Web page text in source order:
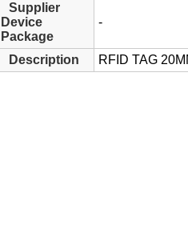
Supplier
Device
Package
-
Description RFID TAG